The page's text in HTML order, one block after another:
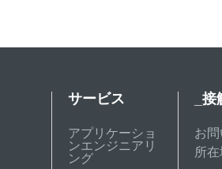
サービス
アプリケーショ
ンエンジニアリ
ング
_
お
所